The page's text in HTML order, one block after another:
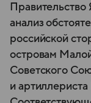
Правительство
анализ
российской
островам
Советского
и